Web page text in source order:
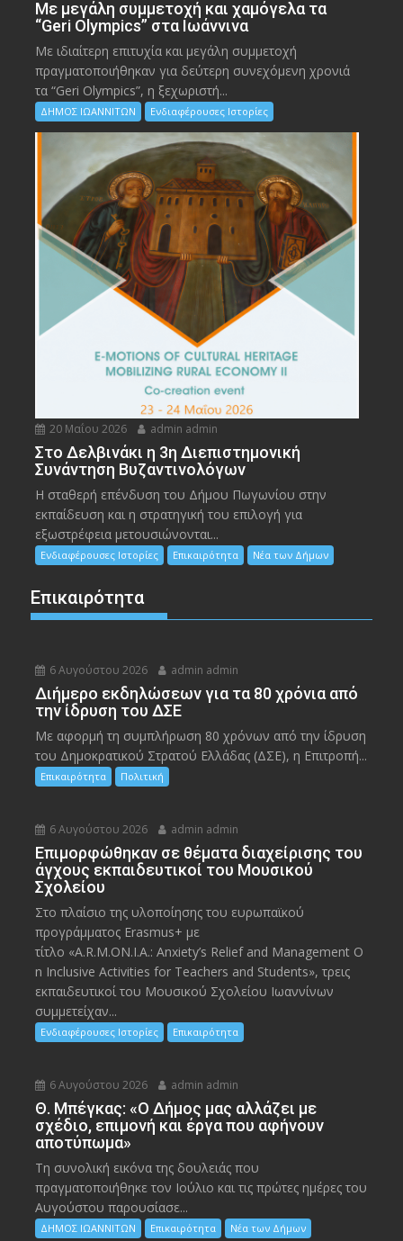
Με μεγάλη συμμετοχή και χαμόγελα τα
“Geri Olympics” στα Ιωάννινα
Με ιδιαίτερη επιτυχία και μεγάλη συμμετοχή
πραγματοποιήθηκαν για δεύτερη συνεχόμενη χρονιά
τα “Geri Olympics”, η ξεχωριστή...
ΔΗΜΟΣ ΙΩΑΝΝΙΤΩΝ Ενδιαφέρουσες Ιστορίες
20 Μαΐου 2026 admin admin
Στο Δελβινάκι η 3η Διεπιστημονική
Συνάντηση Βυζαντινολόγων
Η σταθερή επένδυση του Δήμου Πωγωνίου στην
εκπαίδευση και η στρατηγική του επιλογή για
εξωστρέφεια μετουσιώνονται...
Ενδιαφέρουσες Ιστορίες Επικαιρότητα Νέα των Δήμων
Επικαιρότητα
6 Αυγούστου 2026 admin admin
Διήμερο εκδηλώσεων για τα 80 χρόνια από
την ίδρυση του ΔΣΕ
Με αφορμή τη συμπλήρωση 80 χρόνων από την ίδρυση
του Δημοκρατικού Στρατού Ελλάδας (ΔΣΕ), η Επιτροπή...
Επικαιρότητα Πολιτική
6 Αυγούστου 2026 admin admin
Eπιμορφώθηκαν σε θέματα διαχείρισης του
άγχους εκπαιδευτικοί του Μουσικού
Σχολείου
Στο πλαίσιο της υλοποίησης του ευρωπαϊκού
προγράμματος Erasmus+ με
τίτλο «A.R.M.ON.I.A.: Anxiety’s Relief and Management O
n Inclusive Activities for Teachers and Students», τρεις
εκπαιδευτικοί του Μουσικού Σχολείου Ιωαννίνων
συμμετείχαν...
Ενδιαφέρουσες Ιστορίες Επικαιρότητα
6 Αυγούστου 2026 admin admin
Θ. Μπέγκας: «Ο Δήμος μας αλλάζει με
σχέδιο, επιμονή και έργα που αφήνουν
αποτύπωμα»
Τη συνολική εικόνα της δουλειάς που
πραγματοποιήθηκε τον Ιούλιο και τις πρώτες ημέρες του
Αυγούστου παρουσίασε...
ΔΗΜΟΣ ΙΩΑΝΝΙΤΩΝ Επικαιρότητα Νέα των Δήμων